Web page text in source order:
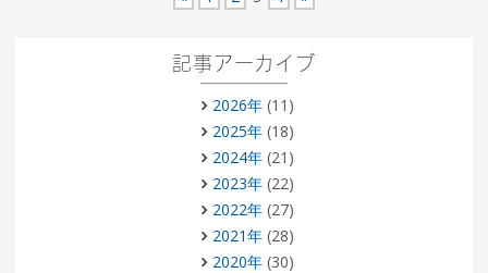
記事アーカイブ
2026年(11)
2025年(18)
2024年(21)
2023年(22)
2022年(27)
2021年(28)
2020年(30)